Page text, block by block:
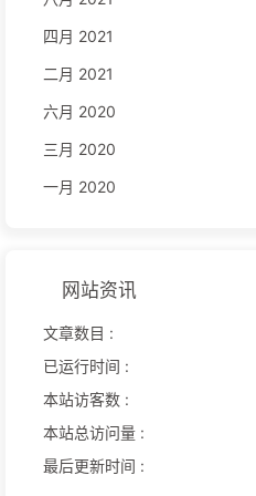
四月 2021
二月 2021
六月 2020
三月 2020
一月 2020
网站资讯
文章数目 :
已运行时间 :
本站访客数 :
本站总访问量 :
最后更新时间 :